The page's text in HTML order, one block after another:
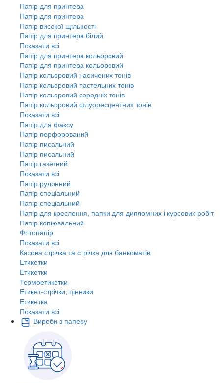
Папір для принтера
Папір для принтера
Папір високої щільності
Папір для принтера білий
Показати всі
Папір для принтера кольоровий
Папір для принтера кольоровий
Папір кольоровий насичених тонів
Папір кольоровий пастельних тонів
Папір кольоровий середніх тонів
Папір кольоровий флуоресцентних тонів
Показати всі
Папір для факсу
Папір перфорований
Папір писальний
Папір писальний
Папір газетний
Показати всі
Папір рулонний
Папір спеціальний
Папір спеціальний
Папір для креслення, папки для дипломних і курсових робіт
Папір копіювальний
Фотопапір
Показати всі
Касова стрічка та стрічка для банкоматів
Етикетки
Етикетки
Термоетикетки
Етикет-стрічки, цінники
Етикетка
Показати всі
Вироби з паперу